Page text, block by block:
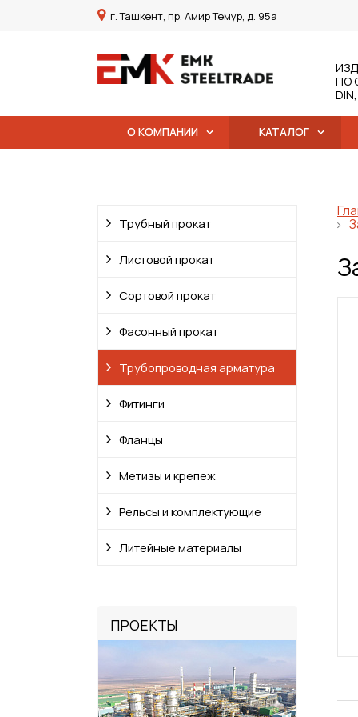
г. Ташкент, пр. Амир Темур, д. 95а
ПО
О КОМПАНИИ КАТАЛОГ
Трубный прокат
Листовой прокат
Сортовой прокат
Фасонный прокат
Трубопроводная арматура
Фитинги
Фланцы
Метизы и крепеж
Рельсы и комплектующие
Литейные материалы
ПРОЕКТЫ